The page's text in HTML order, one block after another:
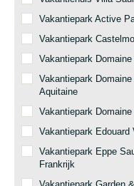
Vakantiepark Active
Vakantiepark
Vakantiepark
Vakantiepark
Aquitaine
Vakantiepark
Vakantiepark
Vakantiepark Eppe
Frankrijk